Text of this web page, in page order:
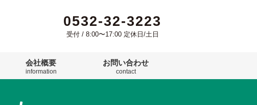
0532-32-3223
受付 / 8:00〜17:00 定休日/土日
会社概要
information
お問い合わせ
contact